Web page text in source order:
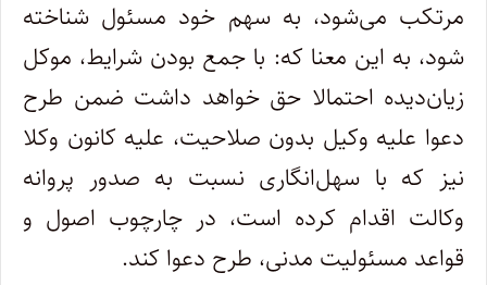
مرتکب می‌شود، به سهم خود مسئول شناخته
شود، به این معنا که: با جمع بودن شرایط، موکل
زیان‌دیده احتمالا حق خواهد داشت ضمن طرح
دعوا علیه وکیل بدون صلاحیت، علیه کانون وکلا
نیز که با سهل‌انگاری نسبت به صدور پروانه
وکالت اقدام کرده است، در چارچوب اصول و
قواعد مسئولیت مدنی، طرح دعوا کند.